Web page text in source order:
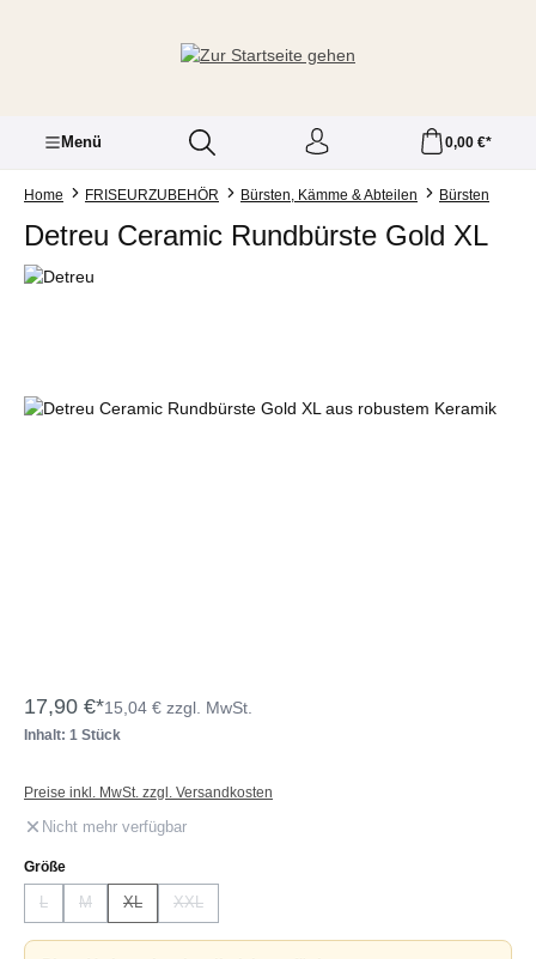
Menü 0,00 €*
Home FRISEURZUBEHÖR Bürsten, Kämme & Abteilen Bürsten
Detreu Ceramic Rundbürste Gold XL
Bildergalerie überspringen
17,90 €*15,04 € zzgl. MwSt.
Inhalt: 1 Stück
Preise inkl. MwSt. zzgl. Versandkosten
Nicht mehr verfügbar
Größeauswählen
L(Diese Option ist zurzeit nicht verfügbar.)
M(Diese Option ist zurzeit nicht verfügbar.)
XL(Diese Option ist zurzeit nicht verfügbar.)
XXL(Diese Option ist zurzeit nicht verfügbar.)